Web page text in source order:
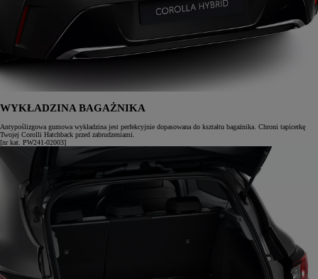
WYKŁADZINA BAGAŻNIKA
Antypoślizgowa gumowa wykładzina jest perfekcyjnie dopasowana do kształtu bagażnika. Chroni tapicerkę
Twojej Corolli Hatchback przed zabrudzeniami.
[nr kat. PW241-02003]